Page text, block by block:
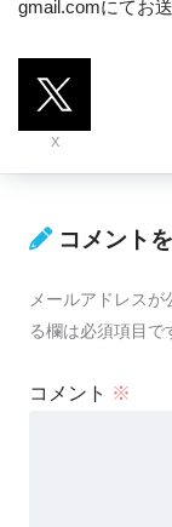
gmail.comにてお
X
コメント
メールアドレスが
る欄は必須項目で
コメント ※